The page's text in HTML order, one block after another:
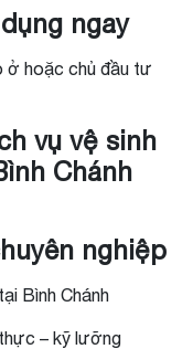
ngay
ở hoặc chủ đầu tư
vụ vệ sinh
Chánh
nghiệp
Bình Chánh
– kỹ lưỡng